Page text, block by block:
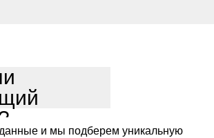
и мы подберем уникальную